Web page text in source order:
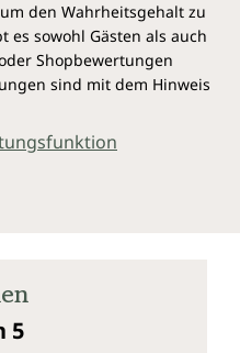
den Wahrheitsgehalt zu
es sowohl Gästen als auch
Shopbewertungen
sind mit dem Hinweis
5